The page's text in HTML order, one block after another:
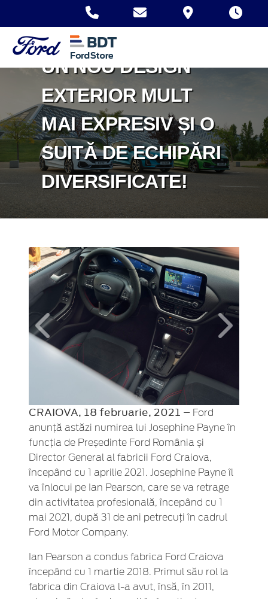
PREGĂTITĂ
PENTRU VIITOR, CU
UN NOU DESIGN
EXTERIOR MULT
MAI EXPRESIV ȘI O
SUITĂ DE ECHIPĂRI
DIVERSIFICATE!
Inapoi Inainte
CRAIOVA, 18 februarie, 2021 – Ford
anunță astăzi numirea lui Josephine Payne în
funcția de Președinte Ford România și
Director General al fabricii Ford Craiova,
începând cu 1 aprilie 2021. Josephine Payne îl
va înlocui pe Ian Pearson, care se va retrage
din activitatea profesională, începând cu 1
mai 2021, după 31 de ani petrecuți în cadrul
Ford Motor Company.
Ian Pearson a condus fabrica Ford Craiova
începând cu 1 martie 2018. Primul său rol la
fabrica din Craiova l-a avut, însă, în 2011,